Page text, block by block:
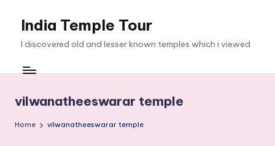
India Temple Tour
I discovered old and lesser known temples which i viewed
vilwanatheeswarar temple
Home vilwanatheeswarar temple